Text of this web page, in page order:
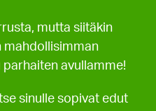
mutta siitäkin
mahdollisimman
avullamme!
sinulle sopivat edut